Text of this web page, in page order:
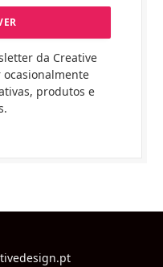
da Creative
produtos e